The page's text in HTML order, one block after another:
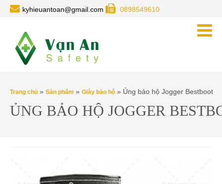
kyhieuantoan@gmail.com 0898549610
Trang chủ » Sản phẩm » Giày bảo hộ » Ủng bảo hộ Jogger Bestboot
ỦNG BẢO HỘ JOGGER